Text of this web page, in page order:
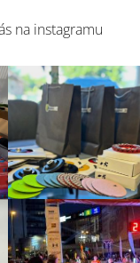
na instagramu